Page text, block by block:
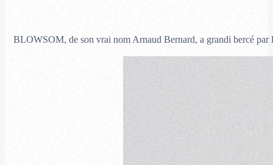
BLOWSOM, de son vrai nom Arnaud Bernard, a grandi bercé par